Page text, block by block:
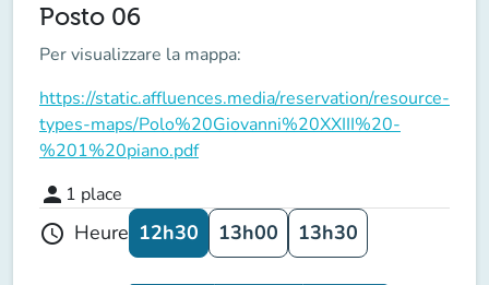
Posto 06
Per visualizzare la mappa:
https://static.affluences.media/reservation/resource-
types-maps/Polo%20Giovanni%20XXIII%20-
%201%20piano.pdf
person 1 place
schedule Heure 12h30 13h00 13h30